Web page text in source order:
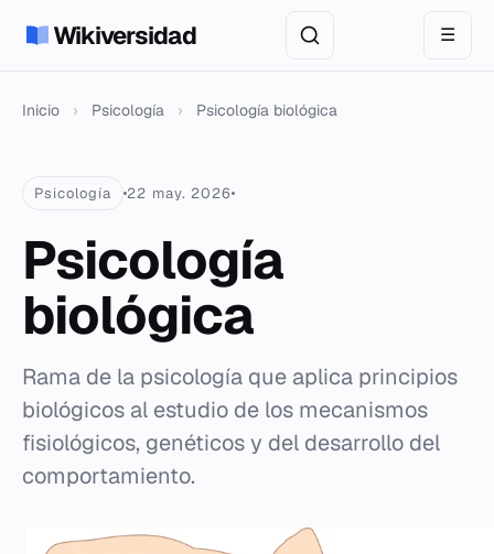
Wikiversidad ☰
Inicio › Psicología › Psicología biológica
Psicología 22 may. 2026
Psicología
biológica
Rama de la psicología que aplica principios
biológicos al estudio de los mecanismos
fisiológicos, genéticos y del desarrollo del
comportamiento.